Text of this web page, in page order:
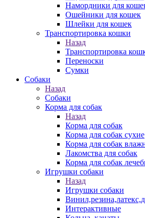
Намордники для
Ошейники для кошек
Шлейки для кошек
Транспортировка кошки
Назад
Транспортировка
Переноски
Сумки
Собаки
Назад
Собаки
Корма для собак
Назад
Корма для собак
Корма для собак сухие
Корма для собак
Лакомства для собак
Корма для собак
Игрушки собаки
Назад
Игрушки собаки
Интерактивные